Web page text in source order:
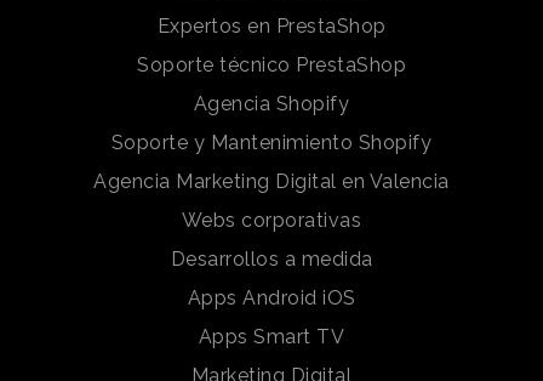
Expertos en PrestaShop
Soporte técnico PrestaShop
Agencia Shopify
Soporte y Mantenimiento Shopify
Agencia Marketing Digital en Valencia
Webs corporativas
Desarrollos a medida
Apps Android iOS
Apps Smart TV
Marketing Digital